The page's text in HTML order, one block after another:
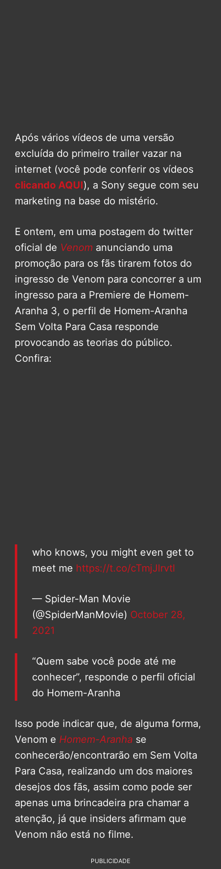
Após vários vídeos de uma versão
excluída do primeiro trailer vazar na
internet (você pode conferir os vídeos
clicando AQUI), a Sony segue com seu
marketing na base do mistério.
E ontem, em uma postagem do twitter
oficial de Venom anunciando uma
promoção para os fãs tirarem fotos do
ingresso de Venom para concorrer a um
ingresso para a Premiere de Homem-
Aranha 3, o perfil de Homem-Aranha
Sem Volta Para Casa responde
provocando as teorias do público.
Confira:
who knows, you might even get to
meet me https://t.co/cTmjJlrvtl
— Spider-Man Movie
(@SpiderManMovie) October 28,
2021
“Quem sabe você pode até me
conhecer”, responde o perfil oficial
do Homem-Aranha
Isso pode indicar que, de alguma forma,
Venom e Homem-Aranha se
conhecerão/encontrarão em Sem Volta
Para Casa, realizando um dos maiores
desejos dos fãs, assim como pode ser
apenas uma brincadeira pra chamar a
atenção, já que insiders afirmam que
Venom não está no filme.
PUBLICIDADE